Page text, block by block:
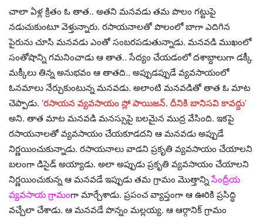
చాలా ఏళ్ల క్రితం ఓ తాత.. అతని మనవడు తమ పొలం గట్టుపై
నడుచుకుంటూ వెళ్తున్నారు. రసాయనాలతో పొలంలో బాగా ఎదిగిన
పైరును చూసి మనవడు ఎంతో సంబరపడుతున్నాడు. మనవడి ముఖంలో
సంతోషాన్ని గమనించాడు ఆ తాత.. సేద్యం చేయడంలో దశాబ్దాలుగా డక్కీ
మక్కీలు తిన్న అనుభవం ఆ తాతది.. అప్పుడప్పుడే వ్యవసాయంలో
ఓనమాలు నేర్చుకుంటున్న మనవడు. అలాంటి మనవడితో తాత ఓ మాట
చెప్పాడు. ‘రసాయన వ్యవసాయం స్లో పాయిజన్‌. దీనికి బానిసవి కావద్దు’
అని. తాత మాట మనవడి మనస్సుపై బలమైన ముద్ర వేసింది. ఇకపై
రసాయనాలతో వ్యవసాయం చేయకూడదని ఆ మనవడు అప్పుడే
నిర్ణయించుకున్నాడు. రసాయనాలు వాడని ప్రకృతి వ్యవసాయం చేయాలని
బలంగా డిసైడ్‌ అయ్యాడు. అలా అప్పుడు ప్రకృతి వ్యవసాయం చేయాలని
నిర్ణయించుకున్న ఆ మనవడే ఇప్పుడు తమ గ్రామం మొత్తాన్నిసేంద్రీయ
వ్యవసాయ గ్రామంగా మార్చేశాడు. ప్రపంచ వ్యాప్తంగా ఆ ఊరికి ప్రసిద్ధి
వచ్చేలా చేశాడు. ఆ మనవడే పొన్నం మల్లయ్య. ఆ ఆర్గానిక్‌ గ్రామం